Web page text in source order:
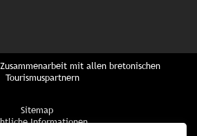
mit allen bretonischen
Tourismuspartnern
Sitemap
Informationen